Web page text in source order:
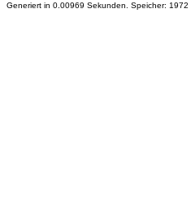
Generiert in 0.00969 Sekunden. Speicher: 1972